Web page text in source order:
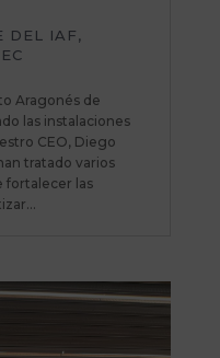
DEL IAF,
Aragonés de
las instalaciones
CEO, Diego
tratado varios
fortalecer las